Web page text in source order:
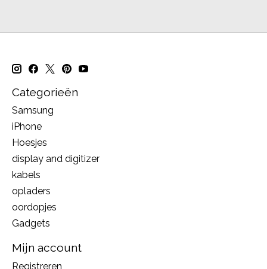
Categorieën
Samsung
iPhone
Hoesjes
display and digitizer
kabels
opladers
oordopjes
Gadgets
Mijn account
Registreren